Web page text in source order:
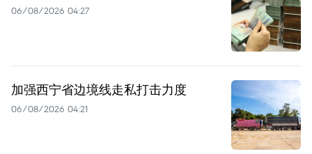
06/08/2026 04:27
加强西宁省边境线走私打击力度
06/08/2026 04:21